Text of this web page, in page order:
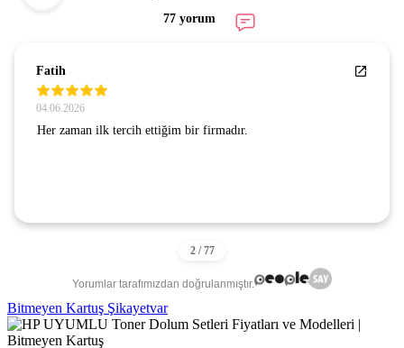
77 yorum
Fatih
04.06.2026
Her zaman ilk tercih ettiğim bir firmadır.
Yorumlar tarafımızdan doğrulanmıştır.
Bitmeyen Kartuş Şikayetvar